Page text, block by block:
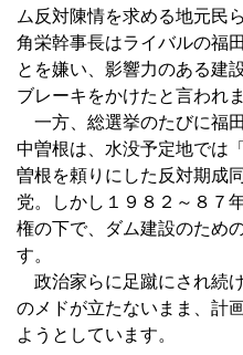
ム反対陳情を求める地元民
角栄幹事長はライバルの福
とを嫌い、影響力のある建
ブレーキをかけたと言われま
一方、総選挙のたびに福
中曽根は、水没予定地では
曽根を頼りにした反対期成
党。しかし１９８２～８７
権の下で、ダム建設のため
す。
政治家らに足蹴にされ続
のメドが立たないまま、計
ようとしています。